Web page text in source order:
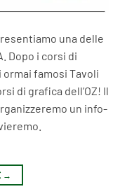
una delle
Dopo i corsi di
famosi Tavoli
di grafica dell’OZ! Il
un info-
→